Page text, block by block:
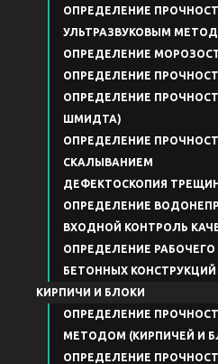
ОПРЕДЕЛЕНИЕ
УЛЬТРАЗВУКОВЫМ
ОПРЕДЕЛЕНИЕ
ОПРЕДЕЛЕНИЕ
ОПРЕДЕЛЕНИЕ
ШМИДТА)
ОПРЕДЕЛЕНИЕ
СКАЛЫВАНИЕМ
ДЕФЕКТОСКОПИЯ
ОПРЕДЕЛЕНИЕ
ВХОДНОЙ КОНТРОЛЬ
ОПРЕДЕЛЕНИЕ
БЕТОННЫХ КОНСТРУКЦИЙ
КИРПИЧИ И БЛОКИ
ОПРЕДЕЛЕНИЕ
МЕТОДОМ (КИРПИЧЕЙ И
ОПРЕДЕЛЕНИЕ